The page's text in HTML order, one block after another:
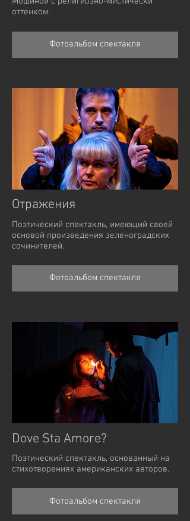
оттенком.
Фотоальбом спектакля
Отражения
Поэтический спектакль, имеющий своей
основой произведения зеленоградских
сочинителей.
Фотоальбом спектакля
Dove Sta Amore?
Поэтический спектакль, основанный на
стихотворениях американских авторов.
Фотоальбом спектакля